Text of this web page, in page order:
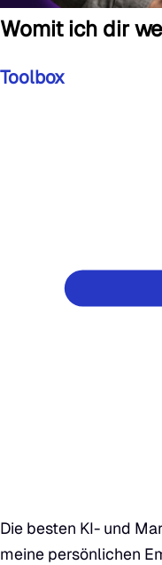
Womit ich dir
Toolbox
Die besten KI- und
meine persönlichen